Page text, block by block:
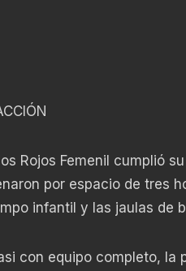
Rojos Femenil cumplió
por espacio de tres
infantil y las jaulas de
con equipo completo, la